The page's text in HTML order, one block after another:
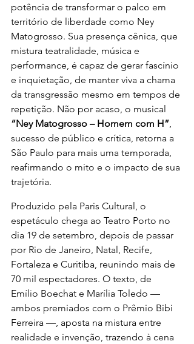
potência de transformar o palco em
território de liberdade como Ney
Matogrosso. Sua presença cênica, que
mistura teatralidade, música e
performance, é capaz de gerar fascínio
e inquietação, de manter viva a chama
da transgressão mesmo em tempos de
repetição. Não por acaso, o musical
“Ney Matogrosso – Homem com H”,
sucesso de público e crítica, retorna a
São Paulo para mais uma temporada,
reafirmando o mito e o impacto de sua
trajetória.
Produzido pela Paris Cultural, o
espetáculo chega ao Teatro Porto no
dia 19 de setembro, depois de passar
por Rio de Janeiro, Natal, Recife,
Fortaleza e Curitiba, reunindo mais de
70 mil espectadores. O texto, de
Emílio Boechat e Marília Toledo —
ambos premiados com o Prêmio Bibi
Ferreira —, aposta na mistura entre
realidade e invenção, trazendo à cena